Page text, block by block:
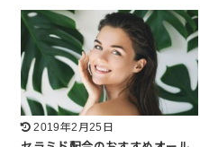
2019年2月25日